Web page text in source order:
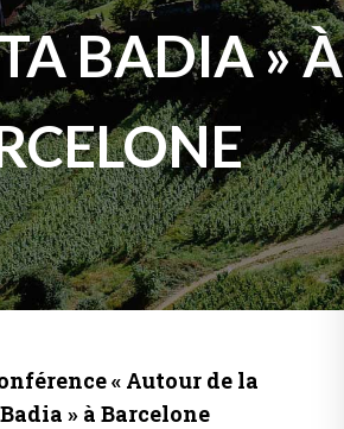
BADIA » À
« Autour de la
» à Barcelone